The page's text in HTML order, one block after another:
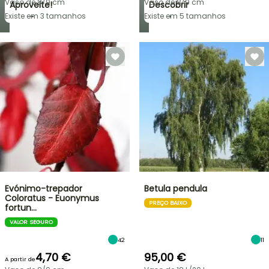
Aproveite!
→
Descobrir
→
Vaso de 8/9 cm
Existe em 3 tamanhos
Vaso de 8/9 cm
Existe em 5 tamanhos
Evónimo-trepador
Coloratus - Euonymus
fortun…
VALOR SEGURO
42
A partir de4,70 €
Betula pendula
PREÇO BAIXO
11
95,00 €